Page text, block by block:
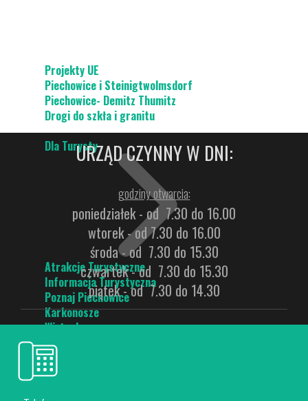
Projekty UE
Piechowice i Steinigtwolmsdorf
Piechowice- Demitz Thumitz
Drogi do szkła i granitu
Dla Turysty
Atrakcje Turystyczne
Informacja Turystyczna
Poznaj Piechowice
Karkonosze
Wirtualny spacer
URZĄD CZYNNY W DNI:
godziny otwarcia:
poniedziałek - od 7.30 do 16.00
wtorek - od 7.30 do 16.00
środa - od 7.30 do 15.30
czwartek - od 7.30 do 15.30
piątek - od 7.30 do 14.30